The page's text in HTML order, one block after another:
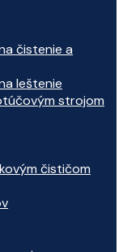
čistenie a
leštenie
strojom
čističom